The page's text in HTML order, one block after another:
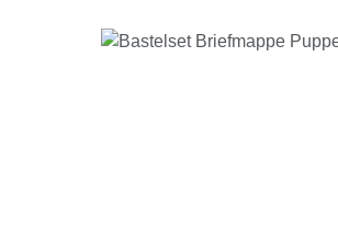
Bildergalerie überspringen